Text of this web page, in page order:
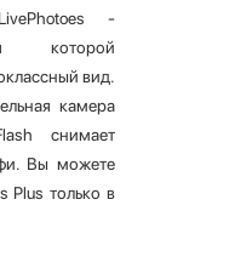
-
которой
вид.
камера
снимает
Вы можете
Plus только в